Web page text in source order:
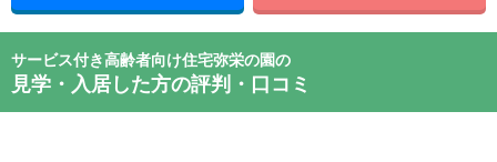
サービス付き高齢者向け住宅弥栄の園の
見学・入居した方の評判・口コミ